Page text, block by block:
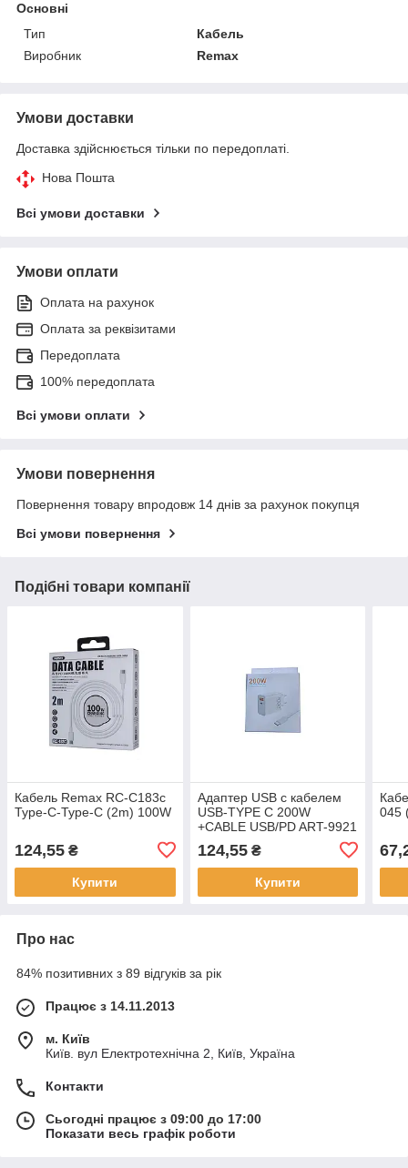
Основні
Тип
Кабель
Виробник
Remax
Умови доставки
Доставка здійснюється тільки по передоплаті.
Нова Пошта
Всі умови доставки
Умови оплати
Оплата на рахунок
Оплата за реквізитами
Передоплата
100% передоплата
Всі умови оплати
Умови повернення
Повернення товару впродовж 14 днів за рахунок покупця
Всі умови повернення
Подібні товари компанії
Кабель Remax RC-C183c
Type-C-Type-C (2m) 100W
124,55 ₴
Купити
Адаптер USB с кабелем
USB-TYPE C 200W
+CABLE USB/PD ART-9921
124,55₴
Купити
045
Про нас
84% позитивних з 89 відгуків за рік
Працює з 14.11.2013
м. Київ
Київ. вул Електротехнічна 2, Київ, Україна
Контакти
Сьогодні працює з 09:00 до 17:00
Показати весь графік роботи